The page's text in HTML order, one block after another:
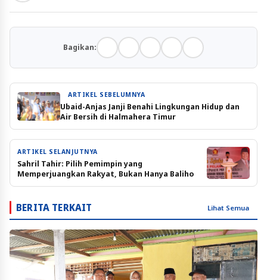
Bagikan:
ARTIKEL SEBELUMNYA
Ubaid-Anjas Janji Benahi Lingkungan Hidup dan
Air Bersih di Halmahera Timur
ARTIKEL SELANJUTNYA
Sahril Tahir: Pilih Pemimpin yang
Memperjuangkan Rakyat, Bukan Hanya Baliho
BERITA TERKAIT Lihat Semua